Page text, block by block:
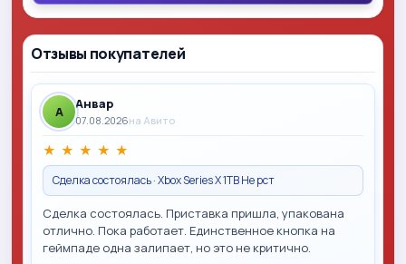
Отзывы покупателей
A Анвар
07.08.2026на Авито
★ ★ ★ ★ ★
Сделка состоялась · Xbox Series X 1TB Не рст
Сделка состоялась. Приставка пришла, упакована
отлично. Пока работает. Единственное кнопка на
геймпаде одна залипает, но это не критично.